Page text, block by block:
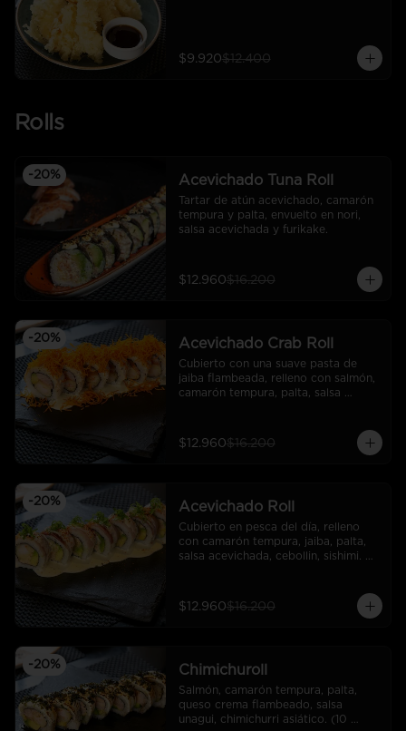
$9.920$12.400
Rolls
-20% Acevichado Tuna Roll
Tartar de atún acevichado, camarón
tempura y palta, envuelto en nori,
salsa acevichada y furikake.
$12.960$16.200
-20% Acevichado Crab Roll
Cubierto con una suave pasta de
jaiba flambeada, relleno con salmón,
camarón tempura, palta, salsa
$12.960$16.200
-20% Acevichado Roll
Cubierto en pesca del día, relleno
con camarón tempura, jaiba, palta,
salsa acevichada, cebollin, sishimi.
$12.960$16.200
-20% Chimichuroll
Salmón, camarón tempura, palta,
queso crema flambeado, salsa
unagui, chimichurri asiático. (10